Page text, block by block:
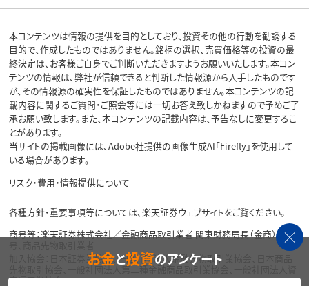
本コンテンツは情報の提供を目的としており、投資その他の行動を勧誘する
目的で、作成したものではありません。銘柄の選択、売買価格等の投資の最
終決定は、お客様ご自身でご判断いただきますようお願いいたします。本コン
テンツの情報は、弊社が信頼できると判断した情報源から入手したものです
が、その情報源の確実性を保証したものではありません。本コンテンツの記
載内容に関するご質問・ご照会等には一切お答え致しかねますので予めご了
承お願い致します。また、本コンテンツの記載内容は、予告なしに変更するこ
とがあります。
当サイトの掲載画像には、Adobe社提供の画像生成AI「Firefly」を使用して
いる場合があります。
リスク・費用・情報提供について
各種方針・重要事項等については、楽天証券ウェブサイトをご覧ください。
商号等：楽天証券株式会社／金融商品取引業者 関東財務局長（金商）第195
加入協会：日本証券業協会、一般社団法人金融先物取引業協会、日本商品
先物取引協会、一般社団法人第二種金融商品取引業協会、一般社団法人資
産運用業協会
お金と投資のアンケート